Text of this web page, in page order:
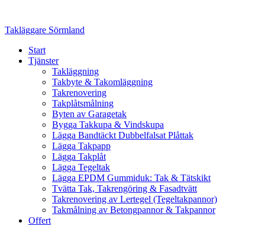
content
Takläggare Sörmland
Start
Tjänster
Takläggning
Takbyte & Takomläggning
Takrenovering
Takplåtsmålning
Byten av Garagetak
Bygga Takkupa & Vindskupa
Lägga Bandtäckt Dubbelfalsat Plåttak
Lägga Takpapp
Lägga Takplåt
Lägga Tegeltak
Lägga EPDM Gummiduk: Tak & Tätskikt
Tvätta Tak, Takrengöring & Fasadtvätt
Takrenovering av Lertegel (Tegeltakpannor)
Takmålning av Betongpannor & Takpannor
Offert